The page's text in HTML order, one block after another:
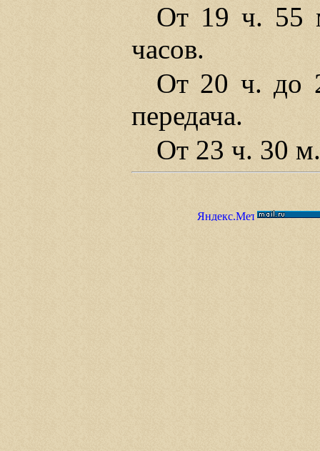
От 19 ч. 55
часов.
От 20 ч. до
передача.
От 23 ч. 30